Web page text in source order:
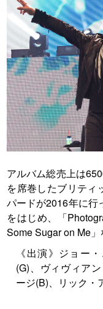
アルバム総売上は
を席巻したブリティ
パードが2016年に行
をはじめ、「
Some Sugar on Me
《出演》ジョー
(G)、ヴィヴィア
ージ(B)、リック・